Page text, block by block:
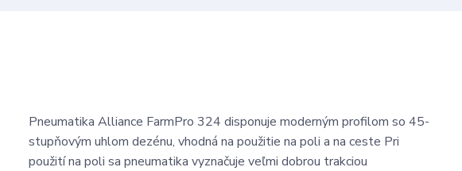
Pneumatika Alliance FarmPro 324 disponuje moderným profilom so 45-
stupňovým uhlom dezénu, vhodná na použitie na poli a na ceste Pri
použití na poli sa pneumatika vyznačuje veľmi dobrou trakciou